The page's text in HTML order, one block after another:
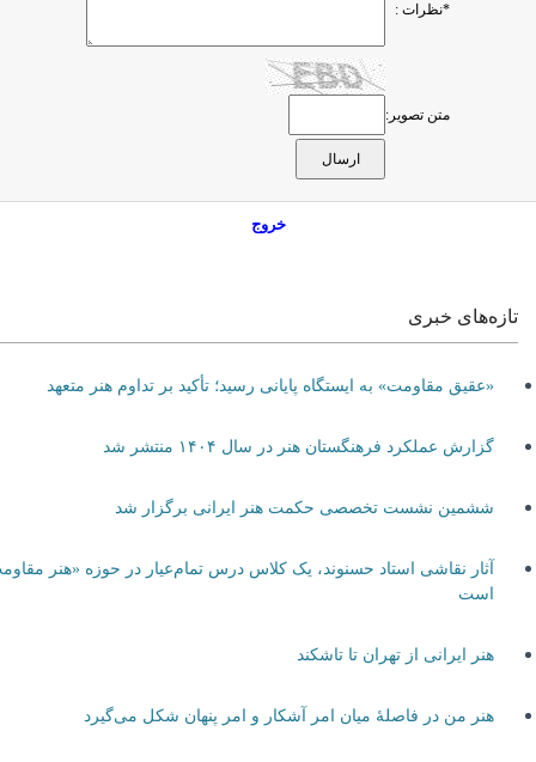
*نظرات :
متن تصویر:
خروج
تازه‌های خبری
«عقیق مقاومت» به ایستگاه پایانی رسید؛ تأکید بر تداوم هنر متعهد
گزارش عملکرد فرهنگستان هنر در سال ۱۴۰۴ منتشر شد
ششمین نشست تخصصی حکمت هنر ایرانی برگزار شد
آثار نقاشی استاد حسنوند، یک کلاس درس تمام‌عیار در حوزه «هنر
است
هنر ایرانی از تهران تا تاشکند
هنر من در فاصلۀ میان امر آشکار و امر پنهان شکل می‌گیرد